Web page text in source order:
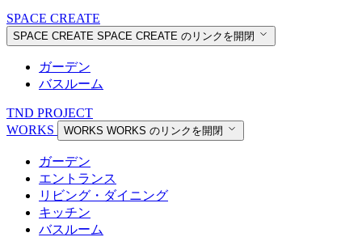
SPACE CREATE
SPACE CREATE SPACE CREATE のリンクを開閉
ガーデン
バスルーム
TND PROJECT
WORKS
WORKS WORKS のリンクを開閉
ガーデン
エントランス
リビング・ダイニング
キッチン
バスルーム